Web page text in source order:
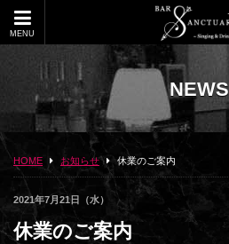
MENU
NEWS
HOME お知らせ 休業のご案内
2021年7月21日（水）
休業のご案内